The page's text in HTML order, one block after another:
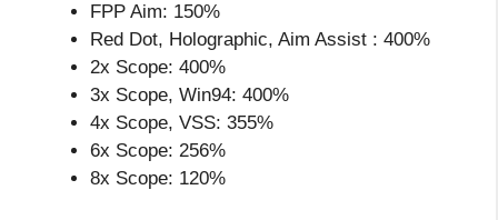
FPP Aim: 150%
Red Dot, Holographic, Aim Assist : 400%
2x Scope: 400%
3x Scope, Win94: 400%
4x Scope, VSS: 355%
6x Scope: 256%
8x Scope: 120%